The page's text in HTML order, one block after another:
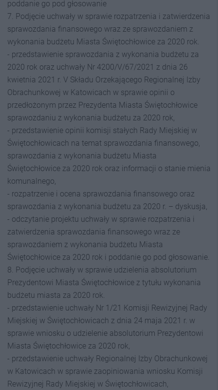
poddanie go pod głosowanie
7. Podjęcie uchwały w sprawie rozpatrzenia i zatwierdzenia
sprawozdania finansowego wraz ze sprawozdaniem z
wykonania budżetu Miasta Świętochłowice za 2020 rok.
- przedstawienie sprawozdania z wykonania budżetu za
2020 rok oraz uchwały Nr 4200/V/67/2021 z dnia 26
kwietnia 2021 r. V Składu Orzekającego Regionalnej Izby
Obrachunkowej w Katowicach w sprawie opinii o
przedłożonym przez Prezydenta Miasta Świętochłowice
sprawozdaniu z wykonania budżetu za 2020 rok,
- przedstawienie opinii komisji stałych Rady Miejskiej w
Świętochłowicach na temat sprawozdania finansowego,
sprawozdania z wykonania budżetu Miasta
Świętochłowice za 2020 rok oraz informacji o stanie mienia
komunalnego,
- rozpatrzenie i ocena sprawozdania finansowego oraz
sprawozdania z wykonania budżetu za 2020 r. – dyskusja,
- odczytanie projektu uchwały w sprawie rozpatrzenia i
zatwierdzenia sprawozdania finansowego wraz ze
sprawozdaniem z wykonania budżetu Miasta
Świętochłowice za 2020 rok i poddanie go pod głosowanie.
8. Podjęcie uchwały w sprawie udzielenia absolutorium
Prezydentowi Miasta Świętochłowice z tytułu wykonania
budżetu miasta za 2020 rok.
- przedstawienie uchwały Nr 1/21 Komisji Rewizyjnej Rady
Miejskiej w Świętochłowicach z dnia 24 maja 2021 r. w
sprawie wniosku o udzielenie absolutorium Prezydentowi
Miasta Świętochłowice za 2020 rok,
- przedstawienie uchwały Regionalnej Izby Obrachunkowej
w Katowicach w sprawie zaopiniowania wniosku Komisji
Rewizyjnej Rady Miejskiej w Świętochłowicach,